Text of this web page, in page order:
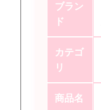
ブラン
ド
カテゴ
リ
商品名